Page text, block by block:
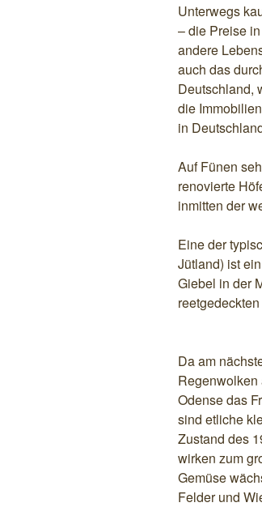
Unterwegs
– die Preise
andere
auch das
Deutschland,
die
in
Auf Fünen
renovierte
inmitten der
Eine der
Jütland) ist
Giebel in der
Da am
Odense das
sind etliche
Zustand des
wirken zum
Gemüse
Felder und